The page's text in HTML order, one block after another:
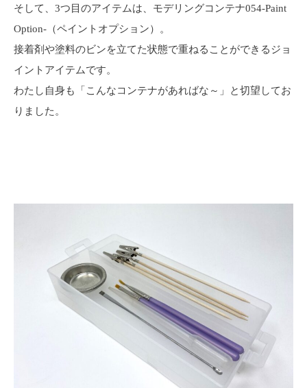
そして、3つ目のアイテムは、モデリングコンテナ054-Paint
Option-（ペイントオプション）。
接着剤や塗料のビンを立てた状態で重ねることができるジョ
イントアイテムです。
わたし自身も「こんなコンテナがあればな～」と切望してお
りました。